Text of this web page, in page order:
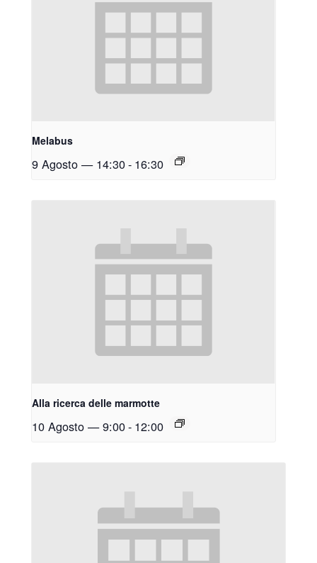
Melabus
9 Agosto — 14:30- 16:30
Alla ricerca delle marmotte
10 Agosto — 9:00- 12:00